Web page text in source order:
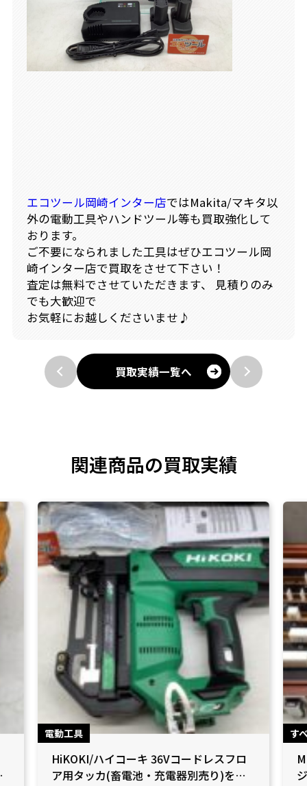
エコツール岡崎インター店ではMakita/マキタ以
外の電動工具やハンドツール等も買取強化して
おります。
ご不要になられました工具はぜひエコツール岡
崎インター店で買取をさせて下さい！
査定は無料でさせていただきます、 見積りのみ
でも大歓迎で
お気軽にお越しくださいませ♪
買取実績一覧へ
関連商品の買取実績
電動工具
HiKOKI/ハイコーキ 36Vコードレスフロ
ア用タッカ(畜電池・充電器別売り)を買
す